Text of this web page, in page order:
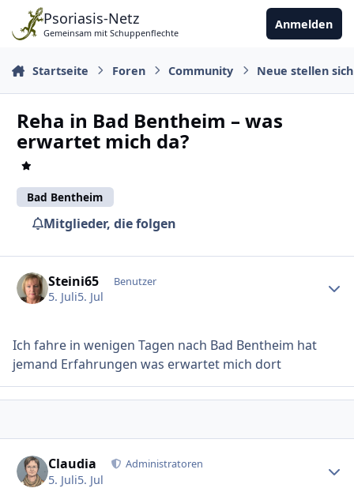
Zu Inhalt springen
Psoriasis-Netz
Gemeinsam mit Schuppenflechte
Anmelden
Startseite Foren Community Neue stellen
Reha in Bad Bentheim – was
erwartet mich da?
Bad Bentheim
Mitglieder, die folgen
Steini65 Benutzer
5. Juli5. Jul
Ich fahre in wenigen Tagen nach Bad Bentheim hat
jemand Erfahrungen was erwartet mich dort
Claudia Administratoren
5. Juli5. Jul